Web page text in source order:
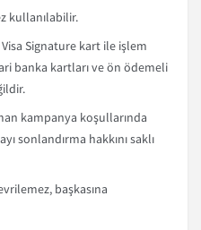
kullanılabilir.
Signature kart ile işlem
banka kartları ve ön ödemeli
kampanya koşullarında
sonlandırma hakkını saklı
başkasına